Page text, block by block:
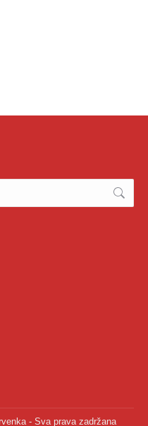
- Sva prava zadržana